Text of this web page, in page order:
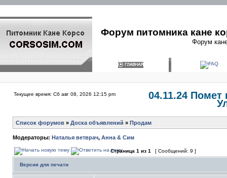
Форум питомника кане
Форум
Текущее время: Сб авг 08, 2026 12:15 pm 04.11.24
Список форумов » Доска объявлений » Продам
Модераторы: Наталья ветврач, Анна & Сим
Страница 1 из 1 [ Сообщений: 9 ]
Версия для печати